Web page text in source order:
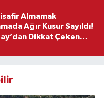
Almamak
Ağır Kusur Sayıldı!
Dikkat Çeken